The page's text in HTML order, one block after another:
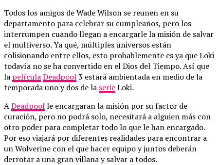
Todos los amigos de Wade Wilson se reunen en su
departamento para celebrar su cumpleaños, pero los
interrumpen cuando llegan a encargarle la misión de salvar
el multiverso. Ya qué, múltiples universos están
colisionando entre ellos, esto probablemente es ya que Loki
todavía no se ha convertido en el Dios del Tiempo. Así que
la películaDeadpool3 estará ambientada en medio de la
temporada uno y dos de la serieLoki.
ADeadpoolle encargaran la misión por su factor de
curación, pero no podrá solo, necesitará a alguien más con
otro poder para completar todo lo que le han encargado.
Por eso viajará por diferentes realidades para encontrar a
un Wolverine con el que hacer equipo y juntos deberán
derrotar a una gran villana y salvar a todos.